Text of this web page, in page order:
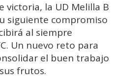
victoria, la UD Melilla B
siguiente compromiso
al siempre
Un nuevo reto para
el buen trabajo
frutos.